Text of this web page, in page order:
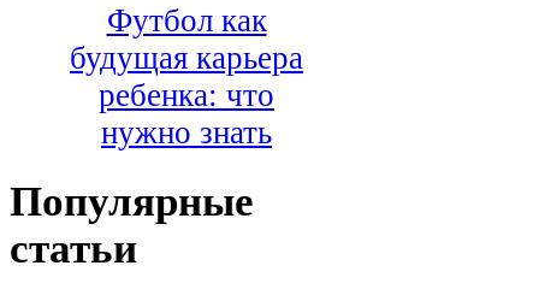
Футбол как
будущая карьера
ребенка: что
нужно знать
Популярные
статьи